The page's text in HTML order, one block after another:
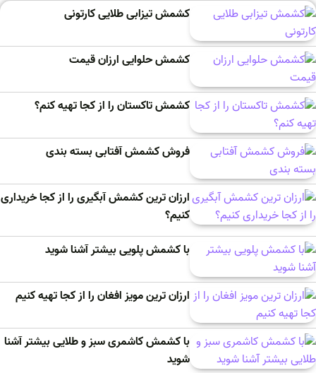
کشمش تیزابی طلایی کارتونی
کشمش حلوایی ارزان قیمت
کشمش تاکستان را از کجا تهیه کنم؟
فروش کشمش آفتابی بسته بندی
ارزان ترین کشمش آبگیری را از کجا خریداری
کنیم؟
با کشمش پلویی بیشتر آشنا شوید
ارزان ترین مویز افغان را از کجا تهیه کنیم
با کشمش کاشمری سبز و طلایی بیشتر آشنا
شوید